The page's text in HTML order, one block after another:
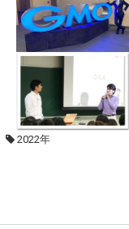
2022年